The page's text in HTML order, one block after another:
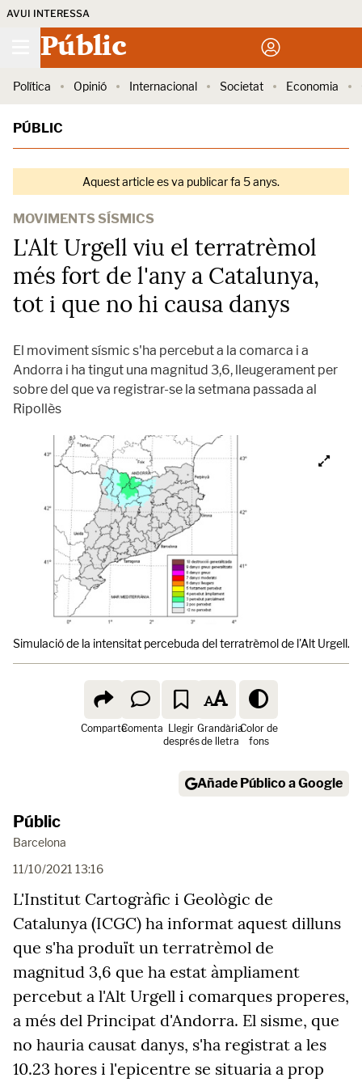
AVUI INTERESSA
Públic
Política Opinió Internacional Societat Economia
PÚBLIC
Aquest article es va publicar fa 5 anys.
MOVIMENTS SÍSMICS
L'Alt Urgell viu el terratrèmol
més fort de l'any a Catalunya,
tot i que no hi causa danys
El moviment sísmic s'ha percebut a la comarca i a
Andorra i ha tingut una magnitud 3,6, lleugerament per
sobre del que va registrar-se la setmana passada al
Ripollès
Simulació de la intensitat percebuda del terratrèmol de l'Alt Urgell.
ComparteComenta Llegir
després
Grandària
de lletra
Color de
fons
Añade Público a Google
Públic
Barcelona
11/10/2021 13:16
L'Institut Cartogràfic i Geològic de
Catalunya (ICGC) ha informat aquest dilluns
que s'ha produït un terratrèmol de
magnitud 3,6 que ha estat àmpliament
percebut a l'Alt Urgell i comarques properes,
a més del Principat d'Andorra. El sisme, que
no hauria causat danys, s'ha registrat a les
10.23 hores i l'epicentre se situaria a prop